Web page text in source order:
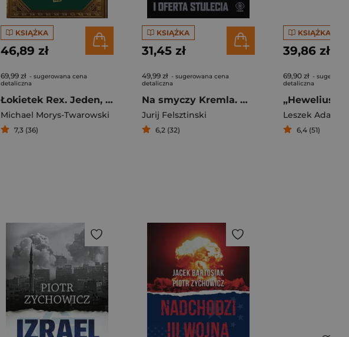
KSIĄŻKA
46,89 zł
69,99 zł - sugerowana cena
detaliczna
Łokietek Rex. Jeden, by wszystkimi rządzić
Michael Morys-Twarowski
7,3 (36)
KSIĄŻKA
31,45 zł
49,99 zł - sugerowana cena
detaliczna
Na smyczy Kremla. Donald Trump, Dmitrij Rybołowlew i oferta stulecia
Jurij Felsztinski
6,2 (32)
KSIĄŻKA
39,86 zł
69,90 zł -
detaliczna
Leszek
6,4 (51)